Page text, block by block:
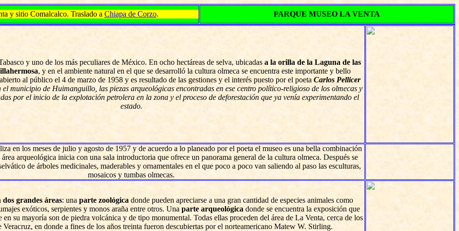
y sitio Comalcalco. Traslado a Chiapa de Corzo. PARQUE MUSEO LA VENTA
y uno de los más peculiares de México. En ocho hectáreas de selva, ubicadas a la orilla de la Laguna de las
, y en el ambiente natural en el que se desarrolló la cultura olmeca se encuentra este importante y bello
al público el 4 de marzo de 1958 y es resultado de las gestiones y el interés puesto por el poeta Carlos Pellicer
el municipio de Huimanguillo, las piezas arqueológicas encontradas en ese centro político-religioso de los olmecas y
por el inicio de la explotación petrolera en la zona y el proceso de deforestación que ya venía experimentando el
estado.
en los meses de julio y agosto de 1957 y de acuerdo a lo planeado por el poeta el museo es una bella combinación
arqueológica inicia con una sala introductoria que ofrece un panorama general de la cultura olmeca. Después se
de árboles medicinales, maderables y ornamentales en el que poco a poco van saliendo al paso las esculturas,
mosaicos y tumbas olmecas.
dos grandes áreas: una parte zoológica donde pueden apreciarse a una gran cantidad de especies animales como
exóticos, serpientes y monos araña entre otros. Una parte arqueológica donde se encuentra la exposición que
en su mayoría son de piedra volcánica y de tipo monumental. Todas ellas proceden del área de La Venta, cerca de los
Veracruz, en donde a fines de los años treinta fueron descubiertas por el norteamericano Matew W. Stirling.